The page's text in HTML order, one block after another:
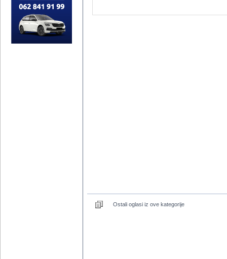
Ostali oglasi iz ove kategorije